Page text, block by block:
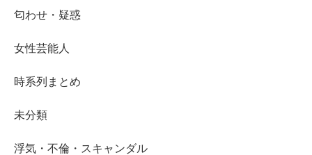
匂わせ・疑惑
女性芸能人
時系列まとめ
未分類
浮気・不倫・スキャンダル